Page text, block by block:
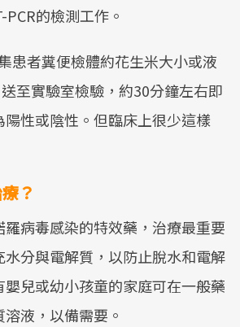
的檢測工作。
患者糞便檢體約花生米大小或液
至實驗室檢驗，約30分鐘左右即
性或陰性。但臨床上很少這樣
？
羅病毒感染的特效藥，治療最重要
分與電解質，以防止脫水和電解
兒或幼小孩童的家庭可在一般藥
液，以備需要。